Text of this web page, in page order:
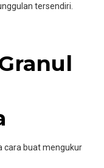
tersendiri.
cara buat mengukur